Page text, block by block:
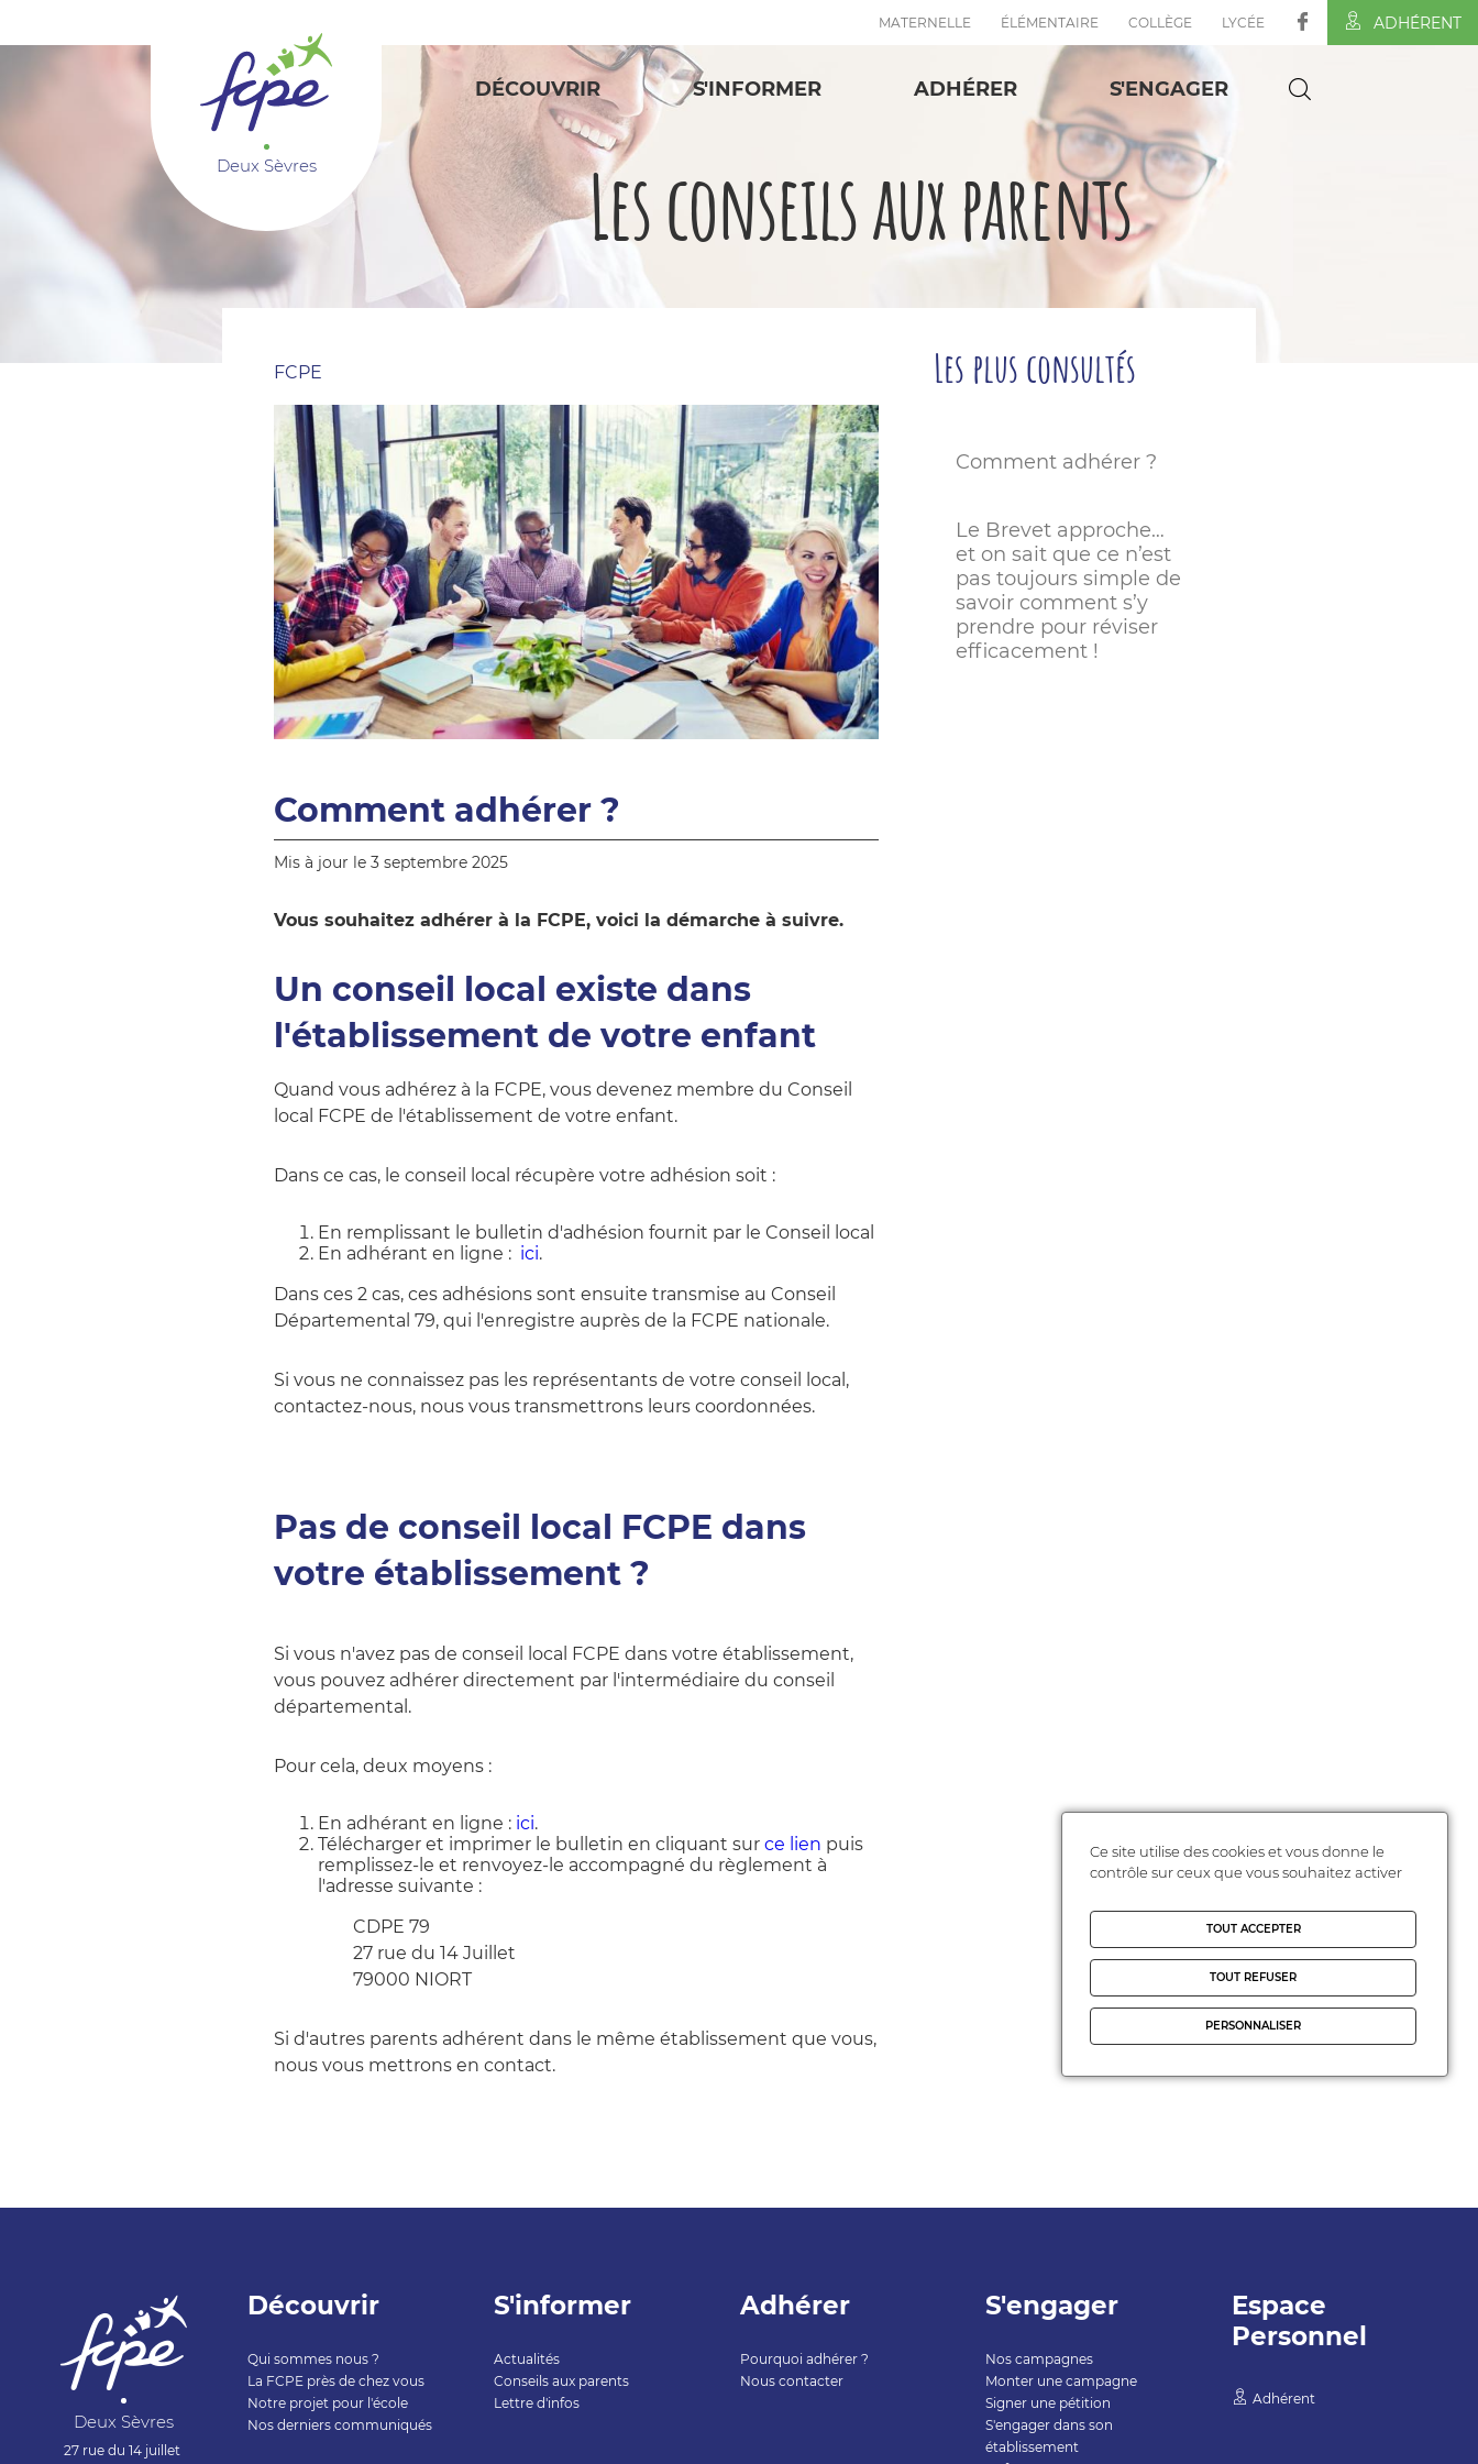
MATERNELLE ÉLÉMENTAIRE COLLÈGE LYCÉE ADHÉRENT
Deux Sèvres
DÉCOUVRIR S'INFORMER ADHÉRER S'ENGAGER
Les conseils aux parents
FCPE
Comment adhérer ?
Mis à jour le 3 septembre 2025
Vous souhaitez adhérer à la FCPE, voici la démarche à suivre.
Un conseil local existe dans
l'établissement de votre enfant
Quand vous adhérez à la FCPE, vous devenez membre du Conseil
local FCPE de l'établissement de votre enfant.
Dans ce cas, le conseil local récupère votre adhésion soit :
En remplissant le bulletin d'adhésion fournit par le Conseil local
En adhérant en ligne : ici.
Dans ces 2 cas, ces adhésions sont ensuite transmise au Conseil
Départemental 79, qui l'enregistre auprès de la FCPE nationale.
Si vous ne connaissez pas les représentants de votre conseil local,
contactez-nous, nous vous transmettrons leurs coordonnées.
Pas de conseil local FCPE dans
votre établissement ?
Si vous n'avez pas de conseil local FCPE dans votre établissement,
vous pouvez adhérer directement par l'intermédiaire du conseil
départemental.
Pour cela, deux moyens :
En adhérant en ligne : ici.
Télécharger et imprimer le bulletin en cliquant sur ce lien puis
remplissez-le et renvoyez-le accompagné du règlement à
l'adresse suivante :
CDPE 79
27 rue du 14 Juillet
79000 NIORT
Si d'autres parents adhérent dans le même établissement que vous,
nous vous mettrons en contact.
Les plus consultés
Comment adhérer ?
Le Brevet approche…
et on sait que ce n’est
pas toujours simple de
savoir comment s’y
prendre pour réviser
efficacement !
Deux Sèvres
27 rue du 14 juillet
Découvrir
Qui sommes nous ?
La FCPE près de chez vous
Notre projet pour l'école
Nos derniers communiqués
S'informer
Actualités
Conseils aux parents
Lettre d'infos
Adhérer
Pourquoi adhérer ?
Nous contacter
S'engager
Nos campagnes
Monter une campagne
Signer une pétition
S'engager dans son
établissement
Espace
Personnel
Adhérent
Ce site utilise des cookies et vous donne le
contrôle sur ceux que vous souhaitez activer
TOUT ACCEPTER
TOUT REFUSER
PERSONNALISER